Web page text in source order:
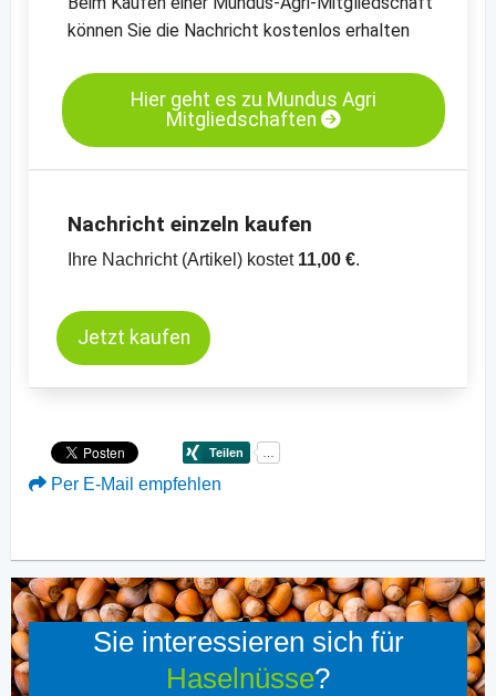
können Sie die Nachricht kostenlos erhalten
Hier geht es zu Mundus Agri
Mitgliedschaften
Nachricht einzeln kaufen
Ihre Nachricht (Artikel) kostet 11,00 €.
Jetzt kaufen
Per E-Mail empfehlen
Sie interessieren sich für
Haselnüsse?